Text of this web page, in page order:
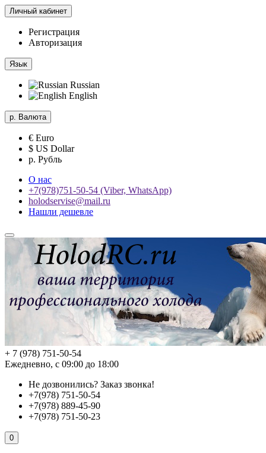
Личный кабинет
Регистрация
Авторизация
Язык
Russian
English
р. Валюта
€ Euro
$ US Dollar
р. Рубль
О нас
+7(978)751-50-54 (Viber, WhatsApp)
holodservise@mail.ru
Нашли дешевле
+ 7 (978) 751-50-54
Ежедневно, с 09:00 до 18:00
Не дозвонились? Заказ звонка!
+7(978) 751-50-54
+7(978) 889-45-90
+7(978) 751-50-23
0